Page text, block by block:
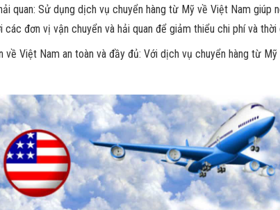
quan: Sử dụng dịch vụ chuyển hàng từ Mỹ về Việt Nam
đơn vị vận chuyển và hải quan để giảm thiểu chi phí và thời
Việt Nam an toàn và đầy đủ: Với dịch vụ chuyển hàng từ